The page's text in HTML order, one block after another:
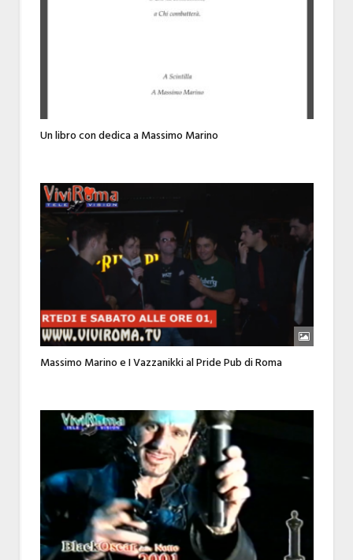
Un libro con dedica a Massimo Marino
Massimo Marino e I Vazzanikki al Pride Pub di Roma